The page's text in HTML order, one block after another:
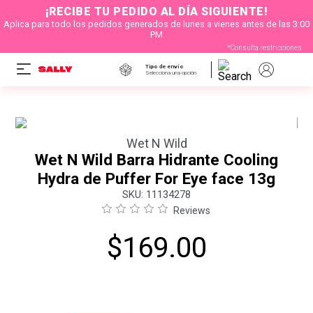
¡RECIBE TU PEDIDO AL DÍA SIGUIENTE!
Aplica para todo los pedidos generados de lunes a vienes antes de las 3:00
PM
*Consulta restricciones
Tipo de envío
Selecciona una opción
Wet N Wild
Wet N Wild Barra Hidrante Cooling
Hydra de Puffer For Eye face 13g
: 11134278
Reviews
$169.00